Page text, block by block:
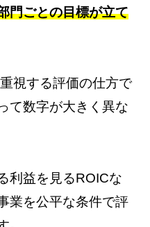
門ごとの目標が立て
視する評価の仕方で
て数字が大きく異な
利益を見るROICな
業を公平な条件で評